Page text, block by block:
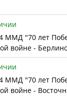
ММД "70 лет
войне -
ММД "70 лет
войне -